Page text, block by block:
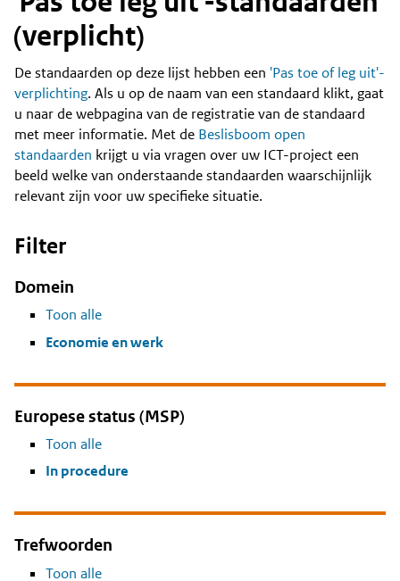
(verplicht)
Content
De standaarden op deze lijst hebben een 'Pas toe of leg uit'-
verplichting. Als u op de naam van een standaard klikt, gaat
u naar de webpagina van de registratie van de standaard
met meer informatie. Met de Beslisboom open
standaarden krijgt u via vragen over uw ICT-project een
beeld welke van onderstaande standaarden waarschijnlijk
relevant zijn voor uw specifieke situatie.
Filter
Domein
Toon alle
Economie en werk
Europese status (MSP)
Toon alle
In procedure
Trefwoorden
Toon alle